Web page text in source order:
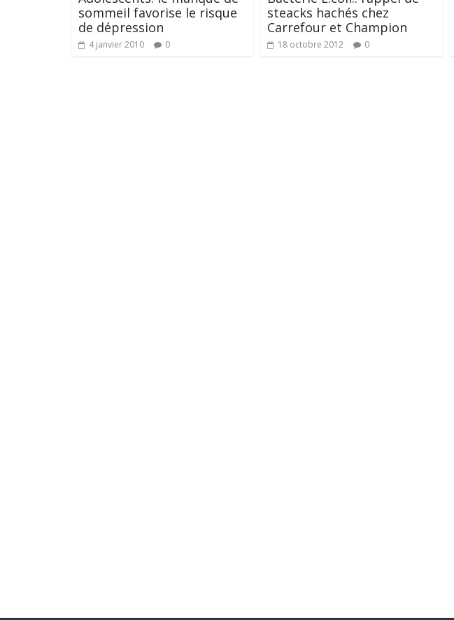
sommeil favorise le risque
de dépression
4 janvier 2010 0
steacks hachés chez
Carrefour et Champion
18 octobre 2012 0